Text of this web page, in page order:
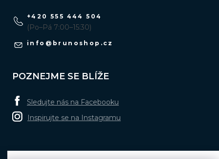
info @ brunoshop.cz
+420 555 444 504
(Po–Pá 7:00–15:30)
POZNEJME SE BLÍŽE
Sledujte nás na Facebooku
Inspirujte se na Instagramu